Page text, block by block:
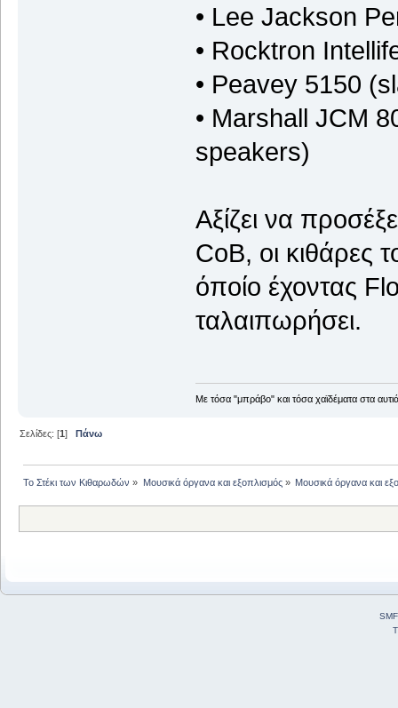
• Lee Jackson
• Rocktron
• Peavey 5150
• Marshall JCM
speakers)
Αξίζει να
CoB, οι κιθάρες
όποίο έχοντας
ταλαιπωρήσει.
Με τόσα "μπράβο" και τόσα χαϊδέματα στα
Σελίδες: [1] Πάνω
Το Στέκι των Κιθαρωδών » Μουσικά όργανα και εξοπλισμός» Μουσικά όργανα και